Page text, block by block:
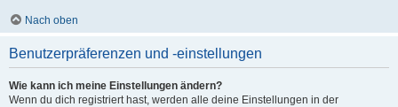
Nach oben
Benutzerpräferenzen und -einstellungen
Wie kann ich meine Einstellungen ändern?
Wenn du dich registriert hast, werden alle deine Einstellungen in der